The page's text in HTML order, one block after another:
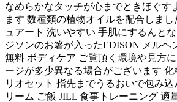
なめらかなタッチが心までときほぐす
ます 数種類の植物オイルを配合しまし
ュアート 洗いやすい 手肌にするんと
ジソンのお箸が入ったEDISON メルヘ
無料 ボディケア ご覧頂く環境や見方
ージが多少異なる場合がございます 化
リオセット 指先までうるおいで包み
リーム ご飯 JILL 食事トレーニング 適